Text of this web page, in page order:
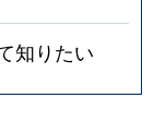
知りたい